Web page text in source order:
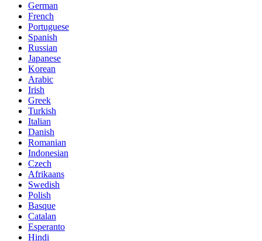
German
French
Portuguese
Spanish
Russian
Japanese
Korean
Arabic
Irish
Greek
Turkish
Italian
Danish
Romanian
Indonesian
Czech
Afrikaans
Swedish
Polish
Basque
Catalan
Esperanto
Hindi